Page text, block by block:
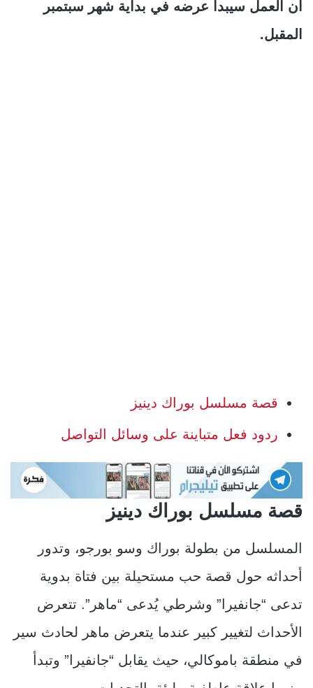
أن العمل سيبدأ عرضه في بداية شهر سبتمبر
المقبل.
قصة مسلسل بوراك دينيز
ردود فعل متباينة على وسائل التواصل
قصة مسلسل بوراك دينيز
المسلسل من بطولة بوراك وسو بورجو، وتدور
أحداثه حول قصة حب مستحيلة بين فتاة بدوية
تدعى “جانفيرا” وشرطي يُدعى “ماهر”. تتعرض
الأحداث لتغيير كبير عندما يتعرض ماهر لحادث سير
في منطقة باموكالي، حيث يقابل “جانفيرا” وتبدأ